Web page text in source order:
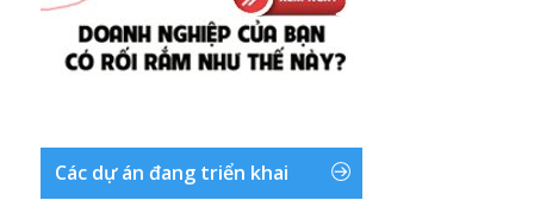
Các dự án đang triển khai